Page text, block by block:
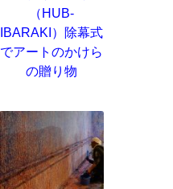
（HUB-
IBARAKI）除幕式
でアートのかけら
の贈り物